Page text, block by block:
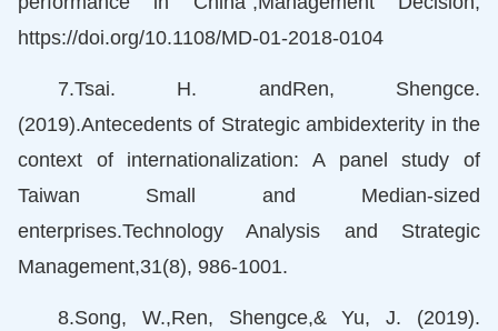
https://doi.org/10.1108/MD-01-2018-0104
7.Tsai. H. andRen, Shengce.
(2019).Antecedents of Strategic ambidexterity in the
context of internationalization: A panel study of
Taiwan Small and Median-sized
enterprises.Technology Analysis and Strategic
Management,31(8), 986-1001.
8.Song, W.,Ren, Shengce,& Yu, J. (2019).